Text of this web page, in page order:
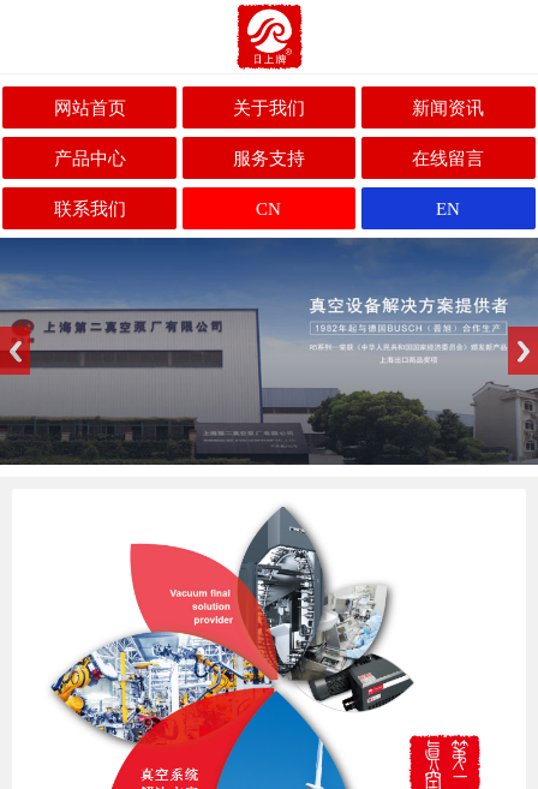
网站首页 关于我们 新闻资讯
产品中心 服务支持 在线留言
联系我们 CN EN